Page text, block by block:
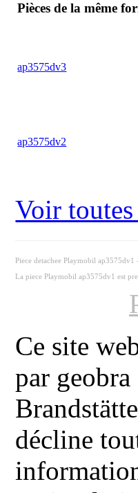
Pièces de la même
ap3575dv3
ap3575dv2
Voir
Piece detachee Playmobil ap3575dv1
La piece Playmobil ap3575dv1 est
Ce site
par
décline